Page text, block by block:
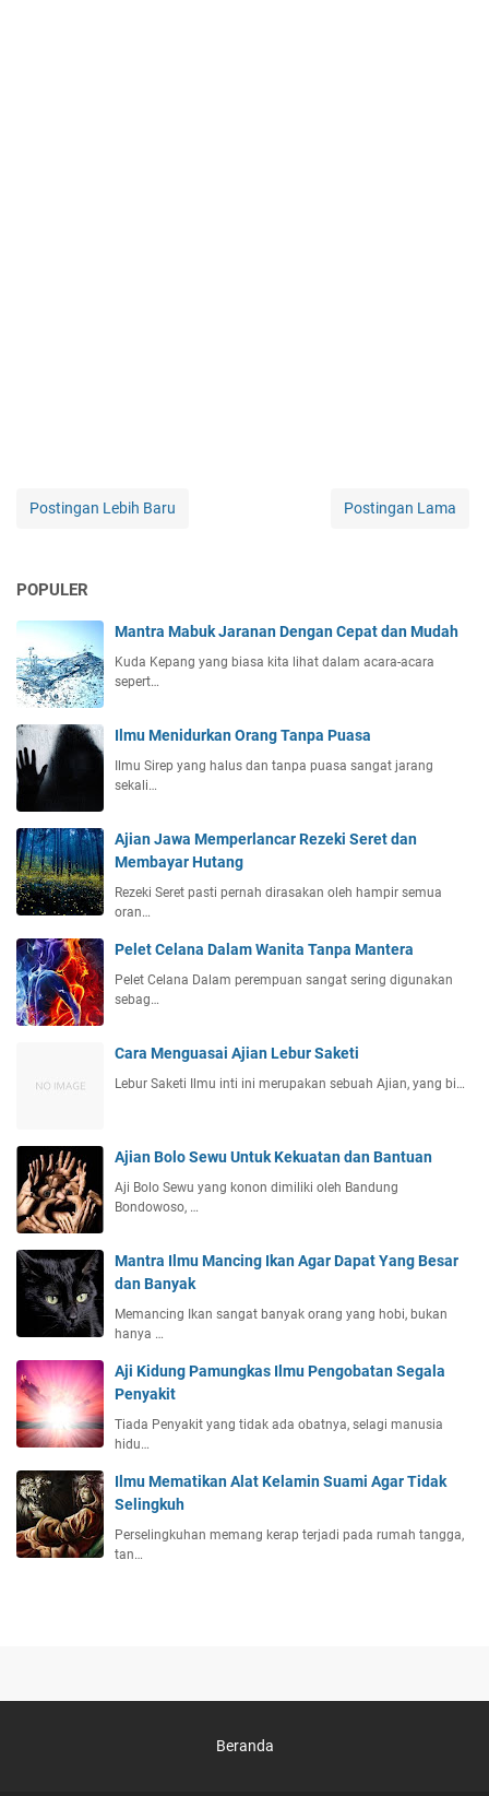
Postingan Lebih Baru Postingan Lama
POPULER
Mantra Mabuk Jaranan Dengan Cepat dan Mudah
Kuda Kepang yang biasa kita lihat dalam acara-acara
sepert…
Ilmu Menidurkan Orang Tanpa Puasa
Ilmu Sirep yang halus dan tanpa puasa sangat jarang
sekali…
Ajian Jawa Memperlancar Rezeki Seret dan
Membayar Hutang
Rezeki Seret pasti pernah dirasakan oleh hampir semua
oran…
Pelet Celana Dalam Wanita Tanpa Mantera
Pelet Celana Dalam perempuan sangat sering digunakan
sebag…
Cara Menguasai Ajian Lebur Saketi
Lebur Saketi Ilmu inti ini merupakan sebuah Ajian, yang bi…
Ajian Bolo Sewu Untuk Kekuatan dan Bantuan
Aji Bolo Sewu yang konon dimiliki oleh Bandung
Bondowoso, …
Mantra Ilmu Mancing Ikan Agar Dapat Yang Besar
dan Banyak
Memancing Ikan sangat banyak orang yang hobi, bukan
hanya …
Aji Kidung Pamungkas Ilmu Pengobatan Segala
Penyakit
Tiada Penyakit yang tidak ada obatnya, selagi manusia
hidu…
Ilmu Mematikan Alat Kelamin Suami Agar Tidak
Selingkuh
Perselingkuhan memang kerap terjadi pada rumah tangga,
tan…
Beranda